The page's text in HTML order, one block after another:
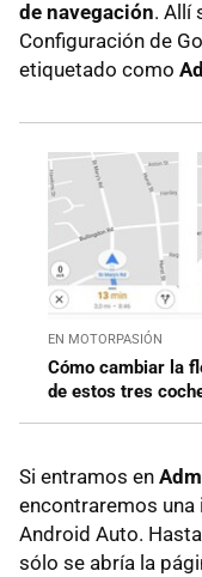
de navegación. Allí
Configuración de
etiquetado como
EN MOTORPASIÓN
Cómo cambiar la
de estos tres
Si entramos en
encontraremos
Android Auto.
sólo se abría la